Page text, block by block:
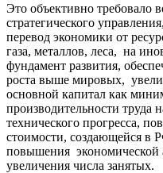
Это объективно требовало
стратегического
перевод экономики от
газа, металлов, леса, на
фундамент развития,
роста выше мировых,
основной капитал как
производительности труда
технического прогресса,
стоимости, создающейся в
повышения экономической
увеличения числа занятых.